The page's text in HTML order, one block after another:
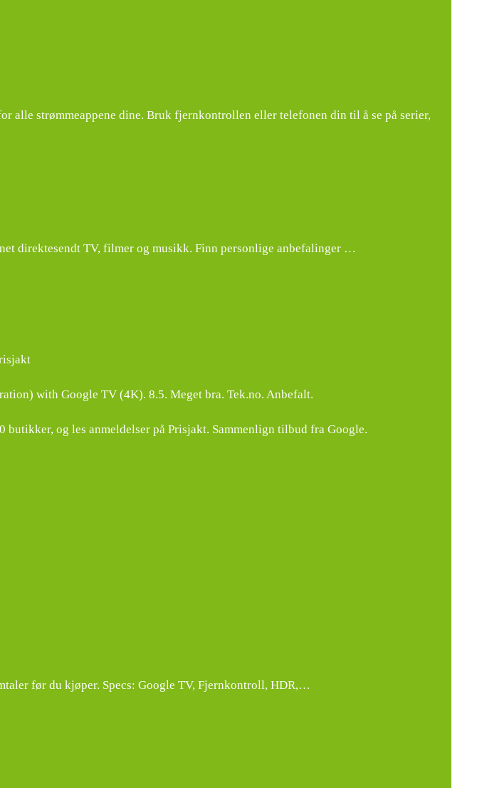
alle strømmeappene dine. Bruk fjernkontrollen eller telefonen din til å se på serier,
direktesendt TV, filmer og musikk. Finn personlige anbefalinger …
with Google TV (4K). 8.5. Meget bra. Tek.no. Anbefalt.
og les anmeldelser på Prisjakt. Sammenlign tilbud fra Google.
før du kjøper. Specs: Google TV, Fjernkontroll, HDR,…